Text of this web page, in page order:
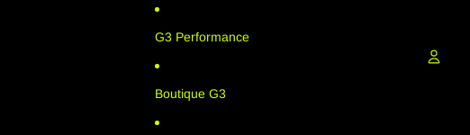
G3 Performance
Boutique G3